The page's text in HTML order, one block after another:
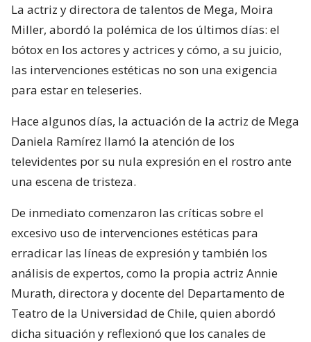
La actriz y directora de talentos de Mega, Moira
Miller, abordó la polémica de los últimos días: el
bótox en los actores y actrices y cómo, a su juicio,
las intervenciones estéticas no son una exigencia
para estar en teleseries.
Hace algunos días, la actuación de la actriz de Mega
Daniela Ramírez llamó la atención de los
televidentes por su nula expresión en el rostro ante
una escena de tristeza.
De inmediato comenzaron las críticas sobre el
excesivo uso de intervenciones estéticas para
erradicar las líneas de expresión y también los
análisis de expertos, como la propia actriz Annie
Murath, directora y docente del Departamento de
Teatro de la Universidad de Chile, quien abordó
dicha situación y reflexionó que los canales de